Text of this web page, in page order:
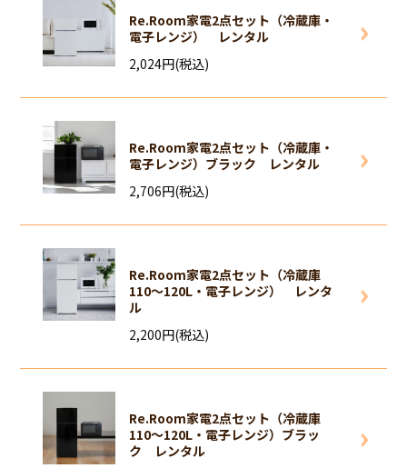
Re.Room家電2点セット（冷蔵庫・
電子レンジ） レンタル
2,024円(税込)
Re.Room家電2点セット（冷蔵庫・
電子レンジ）ブラック レンタル
2,706円(税込)
Re.Room家電2点セット（冷蔵庫
110～120L・電子レンジ） レンタ
ル
2,200円(税込)
Re.Room家電2点セット（冷蔵庫
110～120L・電子レンジ）ブラッ
ク レンタル